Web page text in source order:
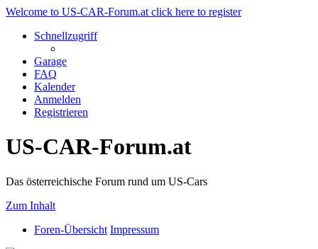
Welcome to US-CAR-Forum.at click here to register
Schnellzugriff
Garage
FAQ
Kalender
Anmelden
Registrieren
US-CAR-Forum.at
Das österreichische Forum rund um US-Cars
Zum Inhalt
Foren-Übersicht Impressum